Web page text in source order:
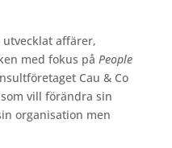
utvecklat affärer,
med fokus på People
Cau & Co
vill förändra sin
organisation men